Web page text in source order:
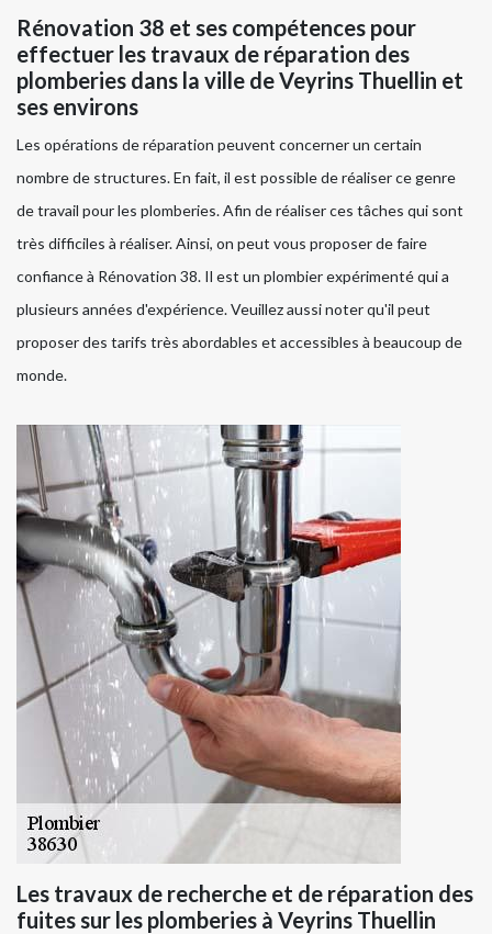
Rénovation 38 et ses compétences pour
effectuer les travaux de réparation des
plomberies dans la ville de Veyrins Thuellin et
ses environs
Les opérations de réparation peuvent concerner un certain
nombre de structures. En fait, il est possible de réaliser ce genre
de travail pour les plomberies. Afin de réaliser ces tâches qui sont
très difficiles à réaliser. Ainsi, on peut vous proposer de faire
confiance à Rénovation 38. Il est un plombier expérimenté qui a
plusieurs années d'expérience. Veuillez aussi noter qu'il peut
proposer des tarifs très abordables et accessibles à beaucoup de
monde.
Les travaux de recherche et de réparation des
fuites sur les plomberies à Veyrins Thuellin